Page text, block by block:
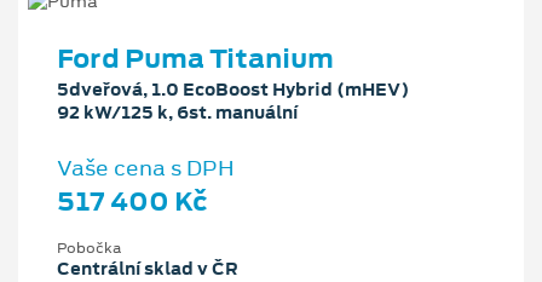
Ford Puma Titanium
5dveřová, 1.0 EcoBoost Hybrid (mHEV)
92 kW/125 k, 6st. manuální
Vaše cena s DPH
517 400 Kč
Pobočka
Centrální sklad v ČR